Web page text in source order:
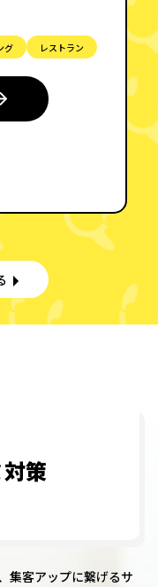
なければ、存
グ レストラン
策
集客アップに繋げるサ